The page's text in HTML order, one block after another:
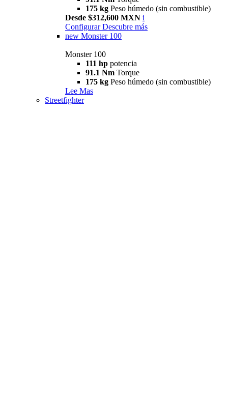
175 kg Peso húmedo (sin combustible)
Desde $312,600 MXN i
Configurar Descubre más
new Monster 100
Monster 100
111 hp potencia
91.1 Nm Torque
175 kg Peso húmedo (sin combustible)
Lee Mas
Streetfighter